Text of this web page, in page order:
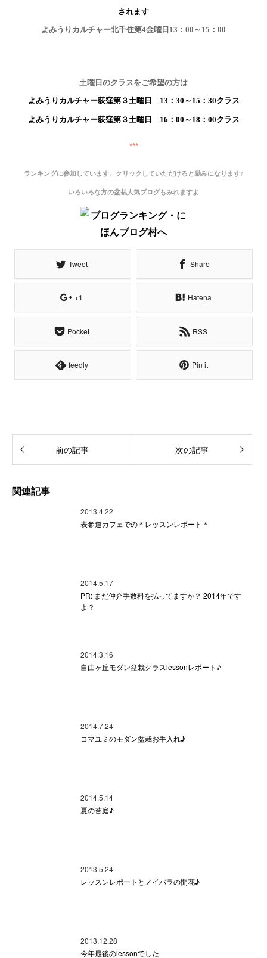
されます
よみうりカルチャー北千住第4金曜日13：00～15：00
土曜日のクラスをご希望の方は
よみうりカルチャー荻窪第３土曜日 13：30～15：30クラス
よみうりカルチャー荻窪第３土曜日 16：00～18：00クラス
***
ランキングに参加しています。クリックしていただけると励みになります♪
いろいろな方の盆栽人気ブログもみれますよ
Tweet Share
+1 Hatena
Pocket RSS
feedly Pin it
前の記事 次の記事
関連記事
2013.4.22
表参道カフェでの＊レッスンレポート＊
2014.5.17
PR: まだ仲介手数料を払ってますか？ 2014年です
よ？
2014.3.16
自由ヶ丘モダン盆栽クラスlessonレポート♪
2014.7.24
コマユミのモダン盆栽お手入れ♪
2014.5.14
夏の苔庭♪
2013.5.24
レッスンレポートとノイバラの開花♪
2013.12.28
今年最後のlessonでした